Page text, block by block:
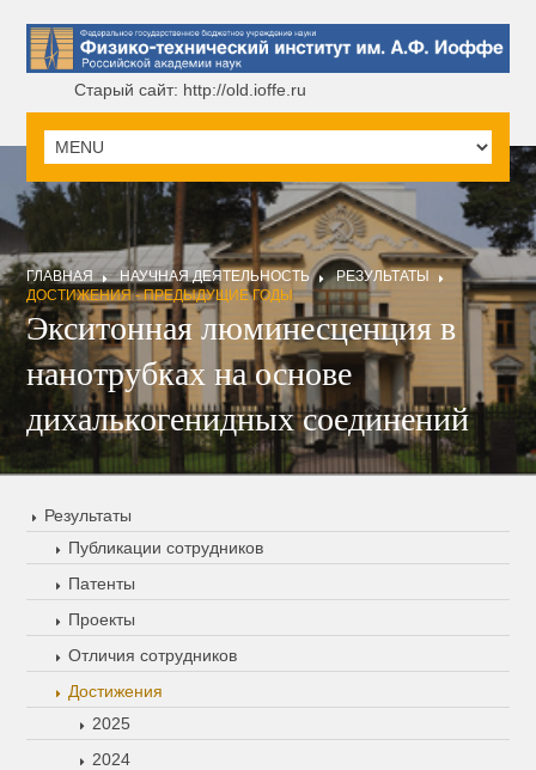
Старый сайт: http://old.ioffe.ru
ГЛАВНАЯ НАУЧНАЯ ДЕЯТЕЛЬНОСТЬ
РЕЗУЛЬТАТЫ
ДОСТИЖЕНИЯ - ПРЕДЫДУЩИЕ ГОДЫ
Экситонная люминесценция в
нанотрубках на основе
дихалькогенидных соединений
Результаты
Публикации сотрудников
Патенты
Проекты
Отличия сотрудников
Достижения
2025
2024